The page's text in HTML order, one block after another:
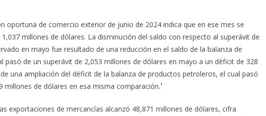
oportuna de comercio exterior de junio de 2024 indica que en ese mes se
millones de dólares. La disminución del saldo con respecto al superávit de
en mayo fue resultado de una reducción en el saldo de la balanza de
pasó de un superávit de 2,053 millones de dólares en mayo a un déficit de 328
una ampliación del déficit de la balanza de productos petroleros, el cual pasó
millones de dólares en esa misma comparación.¹
exportaciones de mercancías alcanzó 48,871 millones de dólares, cifra